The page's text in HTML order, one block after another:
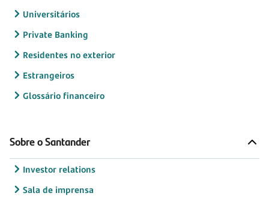
Universitários
Private Banking
Residentes no exterior
Estrangeiros
Glossário financeiro
Sobre o Santander
Investor relations
Sala de imprensa